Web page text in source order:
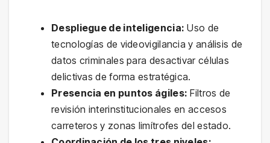
Despliegue de inteligencia: Uso de
tecnologías de videovigilancia y análisis de
datos criminales para desactivar células
delictivas de forma estratégica.
Presencia en puntos ágiles: Filtros de
revisión interinstitucionales en accesos
carreteros y zonas limítrofes del estado.